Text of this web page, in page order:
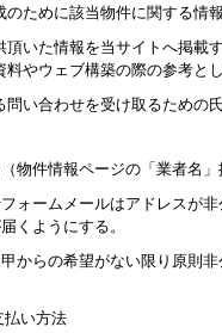
ために該当物件に関する情
頂いた情報を当サイトへ掲載
やウェブ構築の際の参考と
問い合わせを受け取るための
物件情報ページの「業者名
ォームメールはアドレスが
くようにする。
からの希望がない限り原則非
払い方法